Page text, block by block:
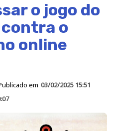
o jogo do
o
online
em 03/02/2025 15:51